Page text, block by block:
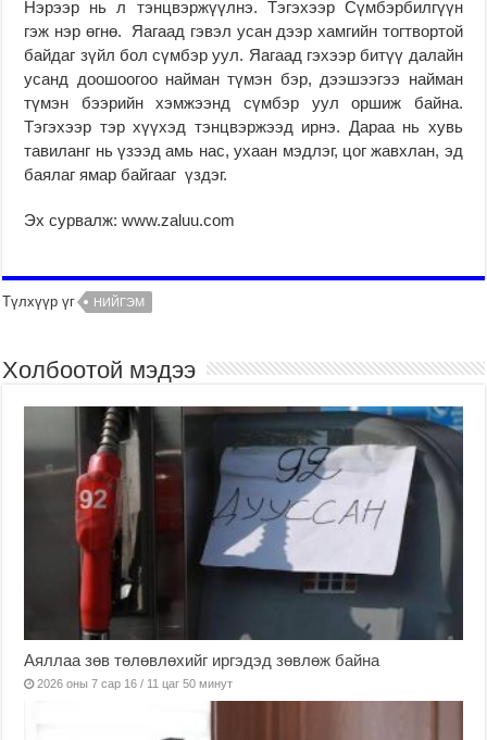
Нэрээр нь л тэнцвэржүүлнэ. Тэгэхээр Сүмбэрбилгүүн
гэж нэр өгнө. Яагаад гэвэл усан дээр хамгийн тогтвортой
байдаг зүйл бол сүмбэр уул. Яагаад гэхээр битүү далайн
усанд доошоогоо найман түмэн бэр, дээшээгээ найман
түмэн бээрийн хэмжээнд сүмбэр уул оршиж байна.
Тэгэхээр тэр хүүхэд тэнцвэржээд ирнэ. Дараа нь хувь
тавиланг нь үзээд амь нас, ухаан мэдлэг, цог жавхлан, эд
баялаг ямар байгааг үздэг.
Эх сурвалж: www.zaluu.com
Түлхүүр үг НИЙГЭМ
Холбоотой мэдээ
Аяллаа зөв төлөвлөхийг иргэдэд зөвлөж байна
2026 оны 7 сар 16 / 11 цаг 50 минут